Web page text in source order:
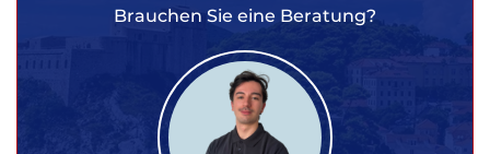
Brauchen Sie eine Beratung?